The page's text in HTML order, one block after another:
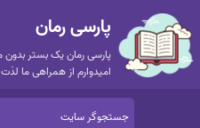
پارسی رمان
پارسی رمان یک بستر بدون
امیدوارم از همراهی ما